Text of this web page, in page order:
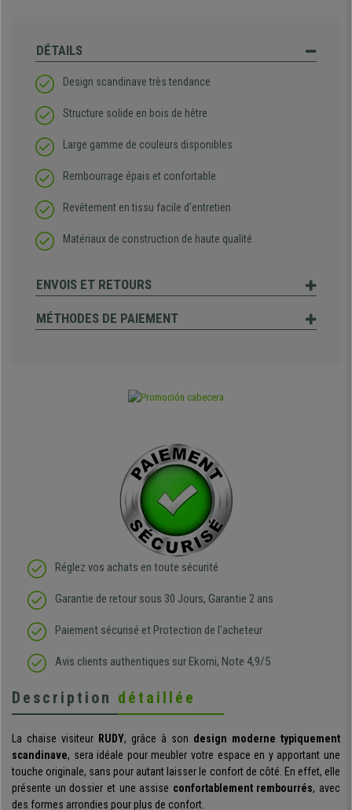
DÉTAILS
Design scandinave très tendance
Structure solide en bois de hêtre
Large gamme de couleurs disponibles
Rembourrage épais et confortable
Revêtement en tissu facile d’entretien
Matériaux de construction de haute qualité
ENVOIS ET RETOURS
MÉTHODES DE PAIEMENT
Réglez vos achats en toute sécurité
Garantie de retour sous 30 Jours, Garantie 2 ans
Paiement sécurisé et Protection de l'acheteur
Avis clients authentiques sur Ekomi, Note 4,9/5
Description détaillée
La chaise visiteur RUDY, grâce à son design moderne typiquement
scandinave, sera idéale pour meubler votre espace en y apportant une
touche originale, sans pour autant laisser le confort de côté. En effet, elle
présente un dossier et une assise confortablement rembourrés, avec
des formes arrondies pour plus de confort.